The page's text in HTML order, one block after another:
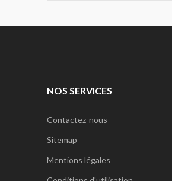
NOS SERVICES
Contactez-nous
Sitemap
Mentions légales